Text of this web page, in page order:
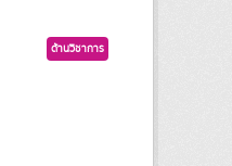
ด้านวิชาการ